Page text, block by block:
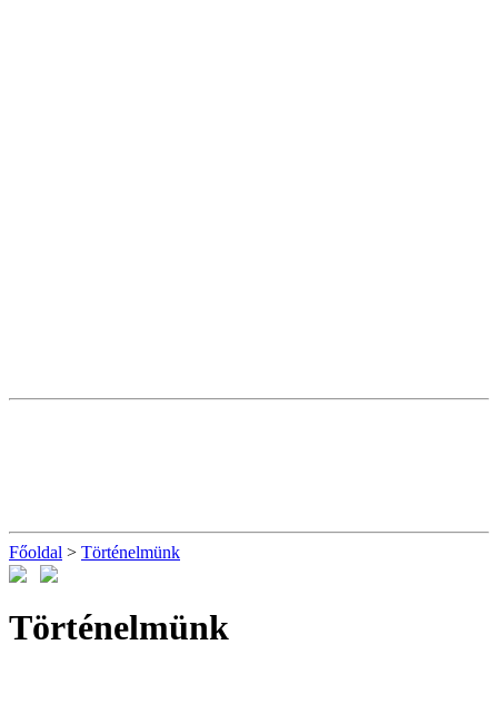
Főoldal > Történelmünk
Történelmünk